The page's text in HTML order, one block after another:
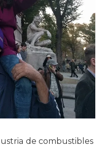
de combustibles